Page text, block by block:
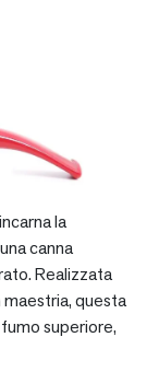
la
canna
Realizzata
questa
superiore,